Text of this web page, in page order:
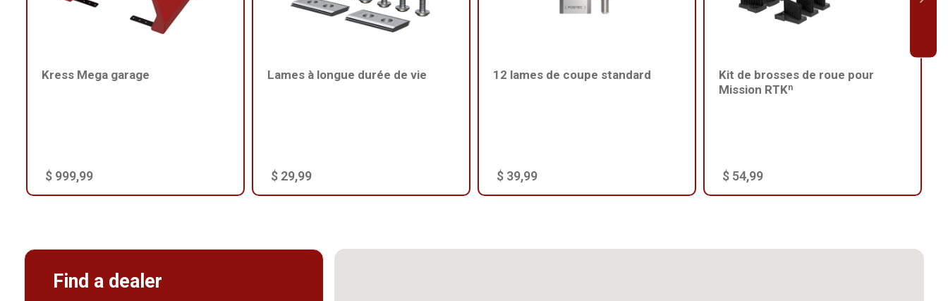
Kress Mega garage
$ 999,99
Lames à longue durée de vie
$ 29,99
12 lames de coupe standard
$ 39,99
Kit de brosses de roue pour
Mission RTKⁿ
$ 54,99
Find a dealer